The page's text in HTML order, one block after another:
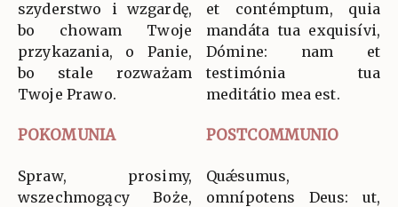
szyderstwo i wzgardę,
bo chowam Twoje
przykazania, o Panie,
bo stale rozważam
Twoje Prawo.
et contémptum, quia
mandáta tua exquisívi,
Dómine: nam et
testimónia tua
meditátio mea est.
POKOMUNIA POSTCOMMUNIO
Spraw, prosimy,
wszechmogący Boże,
Quǽsumus,
omnípotens Deus: ut,